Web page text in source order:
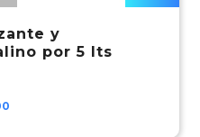
y
por 5 lts